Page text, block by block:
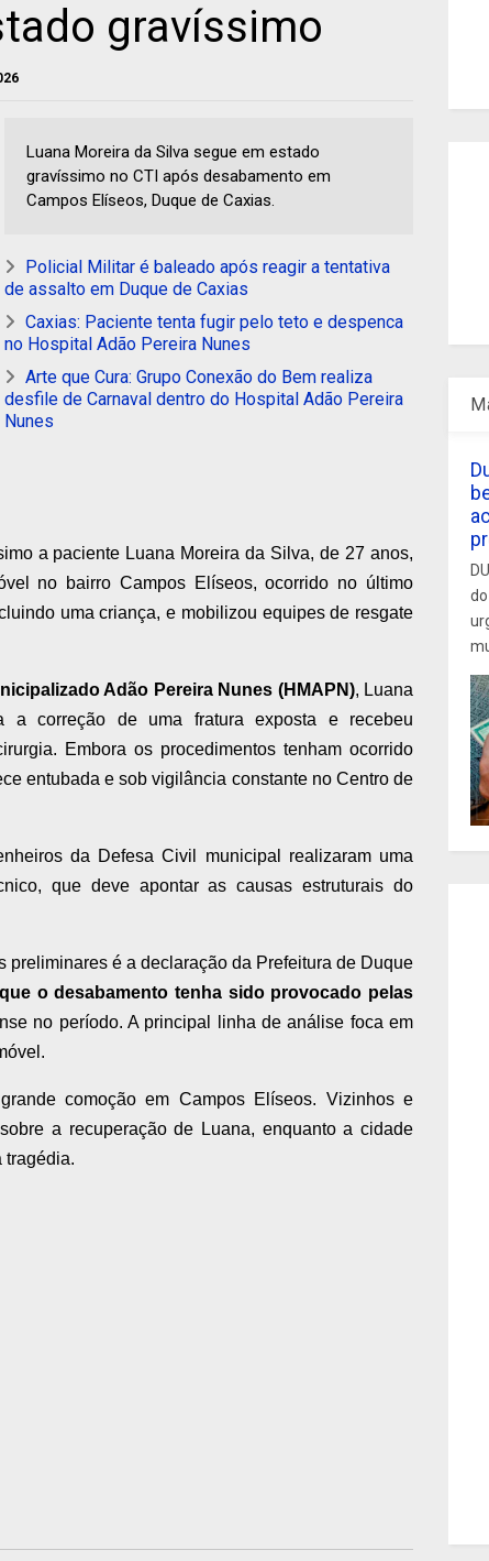
gravíssimo
Luana Moreira da Silva segue em estado
gravíssimo no CTI após desabamento em
Campos Elíseos, Duque de Caxias.
Policial Militar é baleado após reagir a tentativa
de assalto em Duque de Caxias
Caxias: Paciente tenta fugir pelo teto e despenca
no Hospital Adão Pereira Nunes
Arte que Cura: Grupo Conexão do Bem realiza
desfile de Carnaval dentro do Hospital Adão Pereira
Nunes
a paciente Luana Moreira da Silva, de 27 anos,
no bairro Campos Elíseos, ocorrido no último
uma criança, e mobilizou equipes de resgate
Adão Pereira Nunes (HMAPN), Luana
a correção de uma fratura exposta e recebeu
Embora os procedimentos tenham ocorrido
entubada e sob vigilância constante no Centro de
da Defesa Civil municipal realizaram uma
que deve apontar as causas estruturais do
é a declaração da Prefeitura de Duque
o desabamento tenha sido provocado pelas
no período. A principal linha de análise foca em
comoção em Campos Elíseos. Vizinhos e
a recuperação de Luana, enquanto a cidade
tragédia.